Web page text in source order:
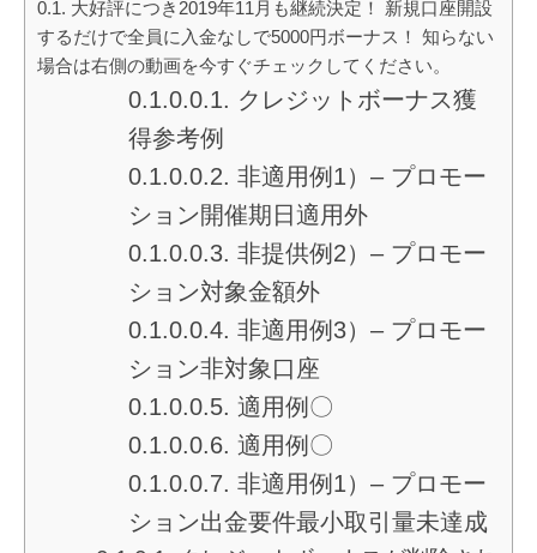
大好評につき2019年11月も継続決定！ 新規口座開設
するだけで全員に入金なしで5000円ボーナス！ 知らない
場合は右側の動画を今すぐチェックしてください。
クレジットボーナス獲
得参考例
非適用例1）– プロモー
ション開催期日適用外
非提供例2）– プロモー
ション対象金額外
非適用例3）– プロモー
ション非対象口座
適用例〇
適用例〇
非適用例1）– プロモー
ション出金要件最小取引量未達成